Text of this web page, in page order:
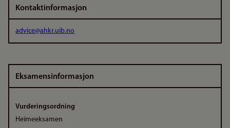
Kontaktinformasjon
advice@ahkr.uib.no
Eksamensinformasjon
Vurderingsordning
Heimeeksamen